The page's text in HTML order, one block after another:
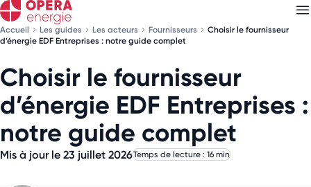
Accueil Les guides Les acteurs Fournisseurs
Choisir le fournisseur
d’énergie EDF Entreprises : notre guide complet
Choisir le fournisseur
d’énergie EDF Entreprises :
notre guide complet
Mis à jour le 23 juillet 2026Temps de lecture : 16 min
Découvrez nos newsletters
Choisissez les newsletters qui vous intéressent